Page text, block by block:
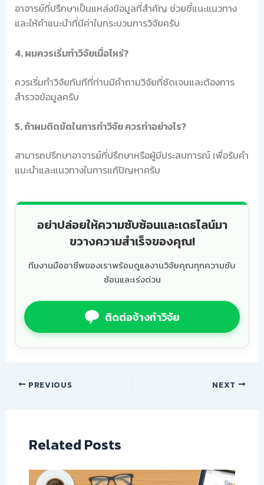
อาจารย์ที่ปรึกษาเป็นแหล่งข้อมูลที่สำคัญ ช่วยชี้แนะแนวทาง
และให้คำแนะนำที่มีค่าในกระบวนการวิจัยครับ
4. ผมควรเริ่มทำวิจัยเมื่อไหร่?
ควรเริ่มทำวิจัยทันทีที่ท่านมีคำถามวิจัยที่ชัดเจนและต้องการ
สำรวจข้อมูลครับ
5. ถ้าผมติดขัดในการทำวิจัย ควรทำอย่างไร?
สามารถปรึกษาอาจารย์ที่ปรึกษาหรือผู้มีประสบการณ์ เพื่อรับคำ
แนะนำและแนวทางในการแก้ปัญหาครับ
อย่าปล่อยให้ความซับซ้อนและเดธไลน์มา
ขวางความสำเร็จของคุณ!
ทีมงานมืออาชีพของเราพร้อมดูแลงานวิจัยคุณทุกความซับ
ซ้อนและเร่งด่วน
ติดต่อจ้างทำวิจัย
PREVIOUS NEXT
Related Posts